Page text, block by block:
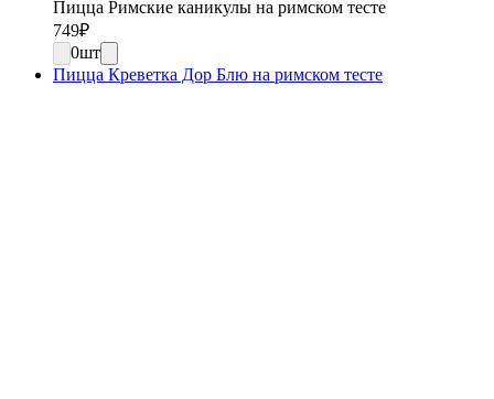
Пицца Римские каникулы на римском тесте
749₽
0шт
Пицца Креветка Дор Блю на римском тесте